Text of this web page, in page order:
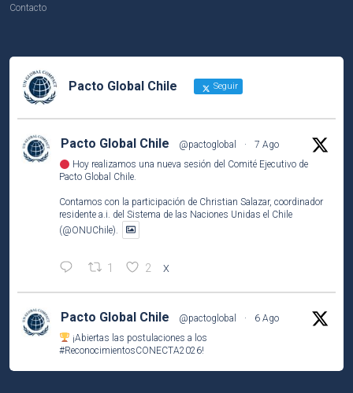
Contacto
Pacto Global Chile Seguir
Pacto Global Chile @pactoglobal ·
7 Ago
Hoy realizamos una nueva sesión del Comité Ejecutivo de
Pacto Global Chile.
Contamos con la participación de Christian Salazar, coordinador
residente a.i. del Sistema de las Naciones Unidas el Chile
(@ONUChile).
1 2 X
Pacto Global Chile @pactoglobal ·
6 Ago
¡Abiertas las postulaciones a los
#ReconocimientosCONECTA2026!